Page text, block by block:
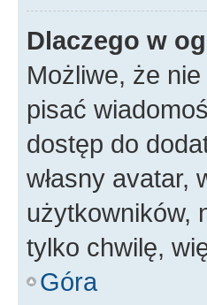
Dlaczego w
Możliwe, że
pisać
dostęp do
własny avatar,
użytkowników,
tylko chwilę,
Góra